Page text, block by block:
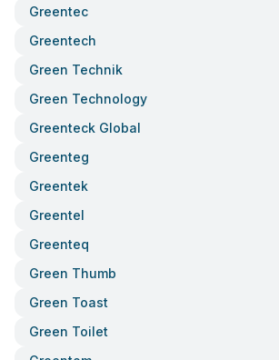
Greentec
Greentech
Green Technik
Green Technology
Greenteck Global
Greenteg
Greentek
Greentel
Greenteq
Green Thumb
Green Toast
Green Toilet